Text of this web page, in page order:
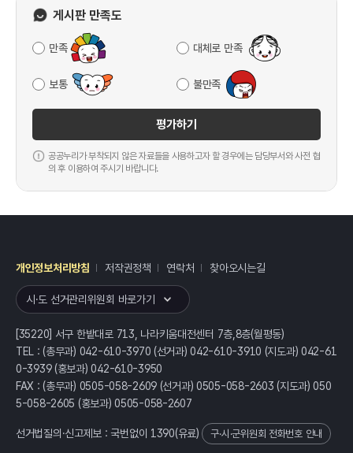
게시판 만족도
만족 대체로 만족
보통 불만족
평가하기
공공누리가 부착되지 않은 자료들을 사용하고자 할 경우에는 담당부서와 사전 협
의 후 이용하여 주시기 바랍니다.
개인정보처리방침 저작권정책 연락처 찾아오시는길
시·도 선거관리위원회 바로가기
[35220] 서구 한밭대로 713, 나라키움대전센터 7층,8층(월평동)
TEL : (총무과) 042-610-3970 (선거과) 042-610-3910 (지도과) 042-61
0-3939 (홍보과) 042-610-3950
FAX : (총무과) 0505-058-2609 (선거과) 0505-058-2603 (지도과) 050
5-058-2605 (홍보과) 0505-058-2607
선거법질의·신고제보 : 국번없이 1390(유료) 구·시·군위원회 전화번호 안내